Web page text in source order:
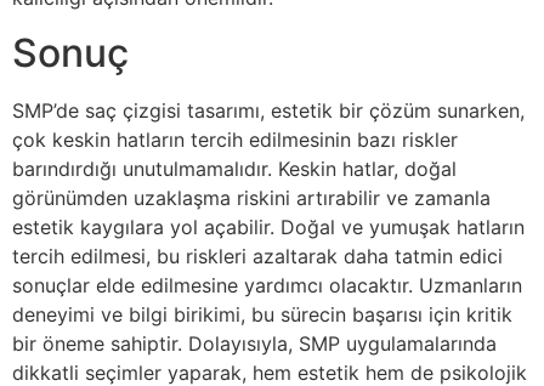
Sonuç
SMP’de saç çizgisi tasarımı, estetik bir çözüm sunarken,
çok keskin hatların tercih edilmesinin bazı riskler
barındırdığı unutulmamalıdır. Keskin hatlar, doğal
görünümden uzaklaşma riskini artırabilir ve zamanla
estetik kaygılara yol açabilir. Doğal ve yumuşak hatların
tercih edilmesi, bu riskleri azaltarak daha tatmin edici
sonuçlar elde edilmesine yardımcı olacaktır. Uzmanların
deneyimi ve bilgi birikimi, bu sürecin başarısı için kritik
bir öneme sahiptir. Dolayısıyla, SMP uygulamalarında
dikkatli seçimler yaparak, hem estetik hem de psikolojik